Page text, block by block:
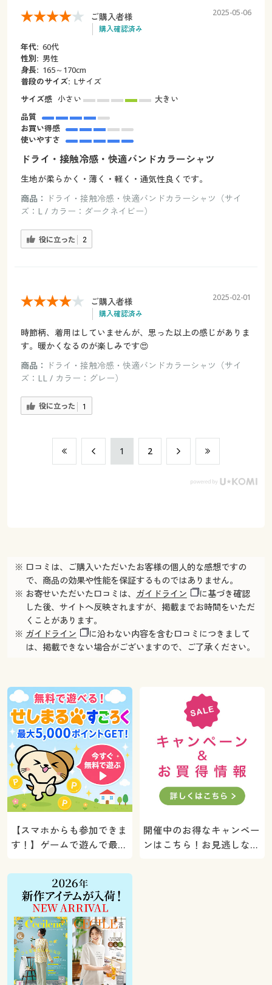
ご購入者様
購入確認済み
2025-05-06
年代: 60代
性別: 男性
身長: 165～170cm
普段のサイズ: Lサイズ
サイズ感 小さい
大きい
品質
お買い得感
使いやすさ
ドライ・接触冷感・快適バンドカラーシャツ
生地が柔らかく・薄く・軽く・通気性良くです。
商品：
ドライ・接触冷感・快適バンドカラーシャツ（サイ
ズ：L / カラー：ダークネイビー）
役に立った 2
ご購入者様
購入確認済み
2025-02-01
時節柄、着用はしていませんが、思った以上の感じがありま
す。暖かくなるのが楽しみです😍
商品：
ドライ・接触冷感・快適バンドカラーシャツ（サイ
ズ：LL / カラー：グレー）
役に立った 1
​1 ​2
※ 口コミは、ご購入いただいたお客様の個人的な感想ですの
で、商品の効果や性能を保証するものではありません。
※ お寄せいただいた口コミは、
ガイドライン
に基づき確認
した後、サイトへ反映されますが、掲載までお時間をいただ
くことがあります。
※ ガイドライン
に沿わない内容を含む口コミにつきまして
は、掲載できない場合がございますので、ご了承ください。
【スマホからも参加できま
す！】ゲームで遊んで最大
ト！
開催中のお得なキャンペー
ンはこちら！お見逃しな